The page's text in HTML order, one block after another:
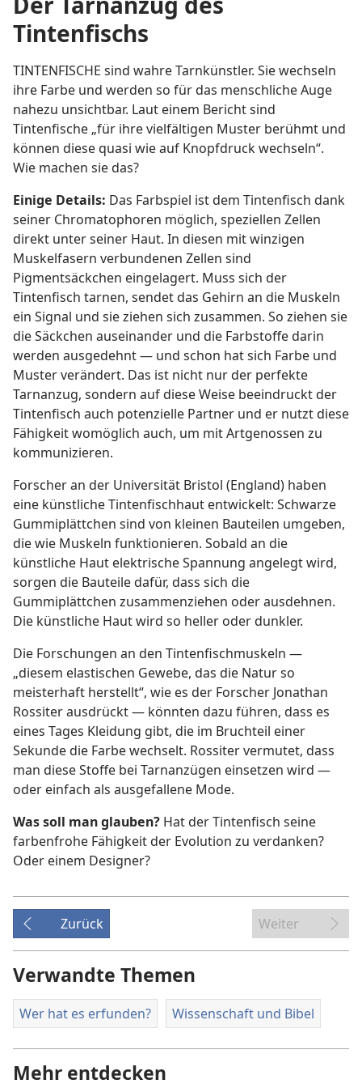
Tintenfischs
TINTENFISCHE sind wahre Tarnkünstler. Sie wechseln
ihre Farbe und werden so für das menschliche Auge
nahezu unsichtbar. Laut einem Bericht sind
Tintenfische „für ihre vielfältigen Muster berühmt und
können diese quasi wie auf Knopfdruck wechseln“.
Wie machen sie das?
Einige Details: Das Farbspiel ist dem Tintenfisch dank
seiner Chromatophoren möglich, speziellen Zellen
direkt unter seiner Haut. In diesen mit winzigen
Muskelfasern verbundenen Zellen sind
Pigmentsäckchen eingelagert. Muss sich der
Tintenfisch tarnen, sendet das Gehirn an die Muskeln
ein Signal und sie ziehen sich zusammen. So ziehen sie
die Säckchen auseinander und die Farbstoffe darin
werden ausgedehnt — und schon hat sich Farbe und
Muster verändert. Das ist nicht nur der perfekte
Tarnanzug, sondern auf diese Weise beeindruckt der
Tintenfisch auch potenzielle Partner und er nutzt diese
Fähigkeit womöglich auch, um mit Artgenossen zu
kommunizieren.
Forscher an der Universität Bristol (England) haben
eine künstliche Tintenfischhaut entwickelt: Schwarze
Gummiplättchen sind von kleinen Bauteilen umgeben,
die wie Muskeln funktionieren. Sobald an die
künstliche Haut elektrische Spannung angelegt wird,
sorgen die Bauteile dafür, dass sich die
Gummiplättchen zusammenziehen oder ausdehnen.
Die künstliche Haut wird so heller oder dunkler.
Die Forschungen an den Tintenfischmuskeln —
„diesem elastischen Gewebe, das die Natur so
meisterhaft herstellt“, wie es der Forscher Jonathan
Rossiter ausdrückt — könnten dazu führen, dass es
eines Tages Kleidung gibt, die im Bruchteil einer
Sekunde die Farbe wechselt. Rossiter vermutet, dass
man diese Stoffe bei Tarnanzügen einsetzen wird —
oder einfach als ausgefallene Mode.
Was soll man glauben? Hat der Tintenfisch seine
farbenfrohe Fähigkeit der Evolution zu verdanken?
Oder einem Designer?
Zurück Weiter
Verwandte Themen
Wer hat es erfunden? Wissenschaft und Bibel
Mehr entdecken